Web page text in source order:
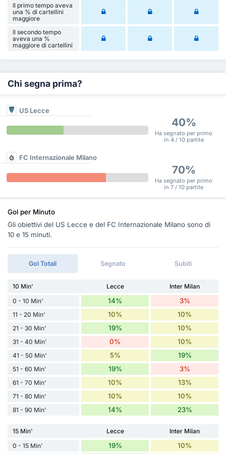
Il primo tempo aveva
una % di cartellini
maggiore
Il secondo tempo
aveva una %
maggiore di cartellini
Chi segna prima?
US Lecce
40%
Ha segnato per primo
in 4 / 10 partite
FC Internazionale Milano
70%
Ha segnato per primo
in 7 / 10 partite
Gol per Minuto
Gli obiettivi del US Lecce e del FC Internazionale Milano sono di
10 e 15 minuti.
Gol Totali Segnato Subiti
10 Min' Lecce
Inter Milan
0 - 10 Min'
14% 3%
11 - 20 Min' 10% 10%
21 - 30 Min' 19% 10%
31 - 40 Min' 0% 10%
41 - 50 Min' 5% 19%
51 - 60 Min' 19% 3%
61 - 70 Min' 10% 13%
71 - 80 Min' 10% 10%
81 - 90 Min' 14% 23%
15 Min' Lecce
Inter Milan
0 - 15 Min'
19% 10%